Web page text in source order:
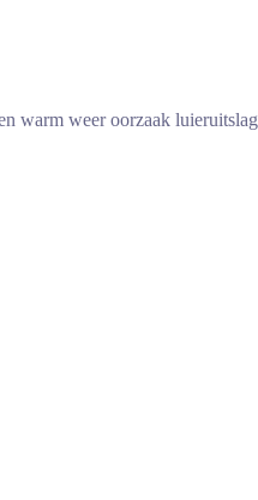
warm weer oorzaak luieruitslag